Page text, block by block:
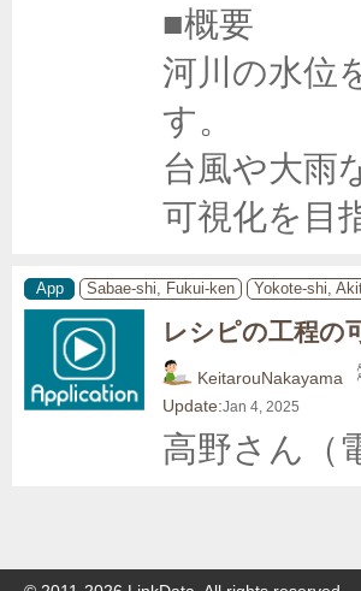
■概要
河川の水位
す。
台風や大雨
可視化を目
App Sabae-shi, Fukui-ken Yokote-shi,
レシピの工程の
KeitarouNakayama
Update:Jan 4, 2025
高野さん（